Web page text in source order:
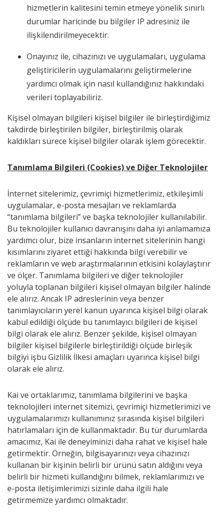
hizmetlerin kalitesini temin etmeye yönelik sınırlı
durumlar haricinde bu bilgiler IP adresiniz ile
ilişkilendirilmeyecektir.
Onayınız ile, cihazınızı ve uygulamaları, uygulama
geliştiricilerin uygulamalarını geliştirmelerine
yardımcı olmak için nasıl kullandığınız hakkındaki
verileri toplayabiliriz.
Kişisel olmayan bilgileri kişisel bilgiler ile birleştirdiğimiz
takdirde birleştirilen bilgiler, birleştirilmiş olarak
kaldıkları sürece kişisel bilgiler olarak işlem görecektir.
Tanımlama Bilgileri (Cookies) ve Diğer Teknolojiler
İnternet sitelerimiz, çevrimiçi hizmetlerimiz, etkileşimli
uygulamalar, e-posta mesajları ve reklamlarda
“tanımlama bilgileri” ve başka teknolojiler kullanılabilir.
Bu teknolojiler kullanıcı davranışını daha iyi anlamamıza
yardımcı olur, bize insanların internet sitelerinin hangi
kısımlarını ziyaret ettiği hakkında bilgi verebilir ve
reklamların ve web araştırmalarının etkisini kolaylaştırır
ve ölçer. Tanımlama bilgileri ve diğer teknolojiler
yoluyla toplanan bilgileri kişisel olmayan bilgiler halinde
ele alırız. Ancak IP adreslerinin veya benzer
tanımlayıcıların yerel kanun uyarınca kişisel bilgi olarak
kabul edildiği ölçüde bu tanımlayıcı bilgileri de kişisel
bilgi olarak ele alırız. Benzer şekilde, kişisel olmayan
bilgiler kişisel bilgilerle birleştirildiği ölçüde birleşik
bilgiyi işbu Gizlilik İlkesi amaçları uyarınca kişisel bilgi
olarak ele alırız.
Kai ve ortaklarımız, tanımlama bilgilerini ve başka
teknolojileri internet sitemizi, çevrimiçi hizmetlerimizi ve
uygulamalarımızı kullanımınız sırasında kişisel bilgileri
hatırlamaları için de kullanmaktadır. Bu tür durumlarda
amacımız, Kai ile deneyiminizi daha rahat ve kişisel hale
getirmektir. Örneğin, bilgisayarınızı veya cihazınızı
kullanan bir kişinin belirli bir ürünü satın aldığını veya
belirli bir hizmeti kullandığını bilmek, reklamlarımızı ve
e-posta iletişimlerimizi sizinle daha ilgili hale
getirmemize yardımcı olmaktadır.